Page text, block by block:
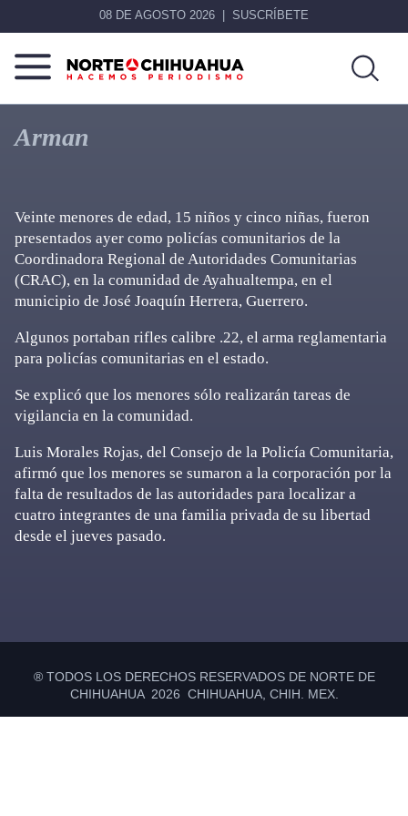
08 DE AGOSTO 2026 SUSCRÍBETE
Norte
Chihuahua
Más
que
noticias,
Arman
Veinte menores de edad, 15 niños y cinco niñas, fueron
presentados ayer como policías comunitarios de la
Coordinadora Regional de Autoridades Comunitarias
(CRAC), en la comunidad de Ayahualtempa, en el
municipio de José Joaquín Herrera, Guerrero.
Algunos portaban rifles calibre .22, el arma reglamentaria
para policías comunitarias en el estado.
Se explicó que los menores sólo realizarán tareas de
vigilancia en la comunidad.
Luis Morales Rojas, del Consejo de la Policía Comunitaria,
afirmó que los menores se sumaron a la corporación por la
falta de resultados de las autoridades para localizar a
cuatro integrantes de una familia privada de su libertad
desde el jueves pasado.
® TODOS LOS DERECHOS RESERVADOS DE NORTE DE
CHIHUAHUA 2026 CHIHUAHUA, CHIH. MEX.